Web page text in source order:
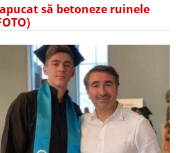
să betoneze ruinele